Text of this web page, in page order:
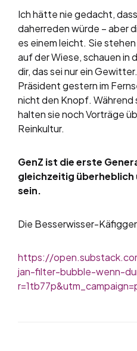
Ich hätte nie gedacht,
daherreden würde – aber
es einem leicht. Sie
auf der Wiese, schauen in
dir, das sei nur ein
Präsident gestern im
nicht den Knopf. Während
halten sie noch Vorträge
Reinkultur.
GenZ ist die erste
gleichzeitig
sein.
Die Besserwisser-
https://
jan-filter-bubble-wenn-